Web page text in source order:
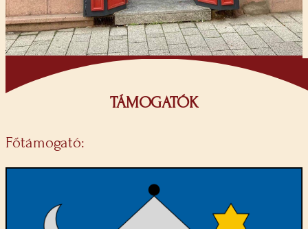
TÁMOGATÓK
Főtámogató: